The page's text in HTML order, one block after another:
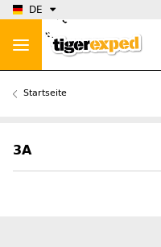
DE
Startseite
3A